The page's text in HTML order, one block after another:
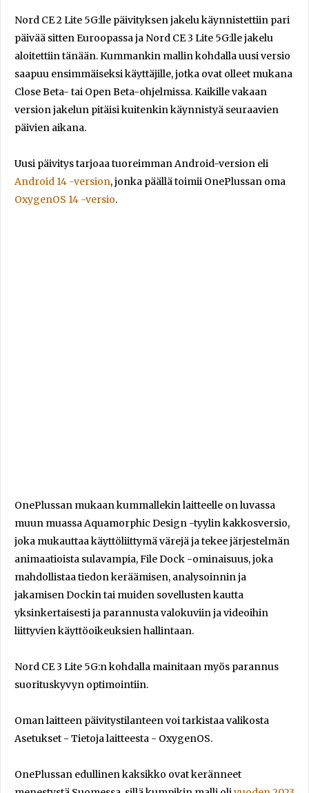
Nord CE 2 Lite 5G:lle päivityksen jakelu käynnistettiin pari
päivää sitten Euroopassa ja Nord CE 3 Lite 5G:lle jakelu
aloitettiin tänään. Kummankin mallin kohdalla uusi versio
saapuu ensimmäiseksi käyttäjille, jotka ovat olleet mukana
Close Beta- tai Open Beta-ohjelmissa. Kaikille vakaan
version jakelun pitäisi kuitenkin käynnistyä seuraavien
päivien aikana.
Uusi päivitys tarjoaa tuoreimman Android-version eli
Android 14 -version, jonka päällä toimii OnePlussan oma
OxygenOS 14 -versio.
OnePlussan mukaan kummallekin laitteelle on luvassa
muun muassa Aquamorphic Design -tyylin kakkosversio,
joka mukauttaa käyttöliittymä värejä ja tekee järjestelmän
animaatioista sulavampia, File Dock -ominaisuus, joka
mahdollistaa tiedon keräämisen, analysoinnin ja
jakamisen Dockin tai muiden sovellusten kautta
yksinkertaisesti ja parannusta valokuviin ja videoihin
liittyvien käyttöoikeuksien hallintaan.
Nord CE 3 Lite 5G:n kohdalla mainitaan myös parannus
suorituskyvyn optimointiin.
Oman laitteen päivitystilanteen voi tarkistaa valikosta
Asetukset - Tietoja laitteesta - OxygenOS.
OnePlussan edullinen kaksikko ovat keränneet